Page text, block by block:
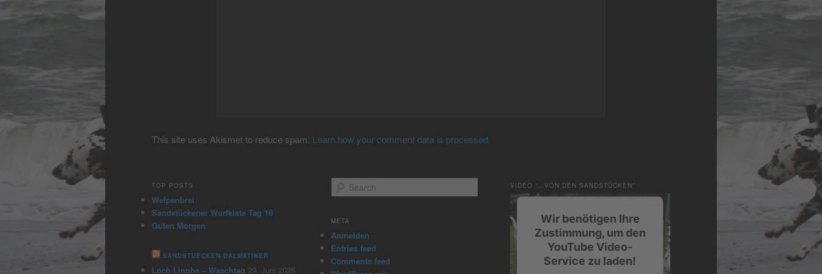
This site uses Akismet to reduce spam. Learn how your comment data is processed.
TOP POSTS
Welpenbrei
Sandstückener Wurfkiste Tag 16
Guten Morgen
SANDSTUECKEN-DALMATINER
Loch Linnhe – Waschtag 29. Juni 2026
e
r
h
META
Anmelden
Entries feed
Comments feed
VIDEO “…VON DEN SANDSTÜCKEN”
Wir benötigen Ihre
Zustimmung, um den
YouTube Video-
Service zu laden!